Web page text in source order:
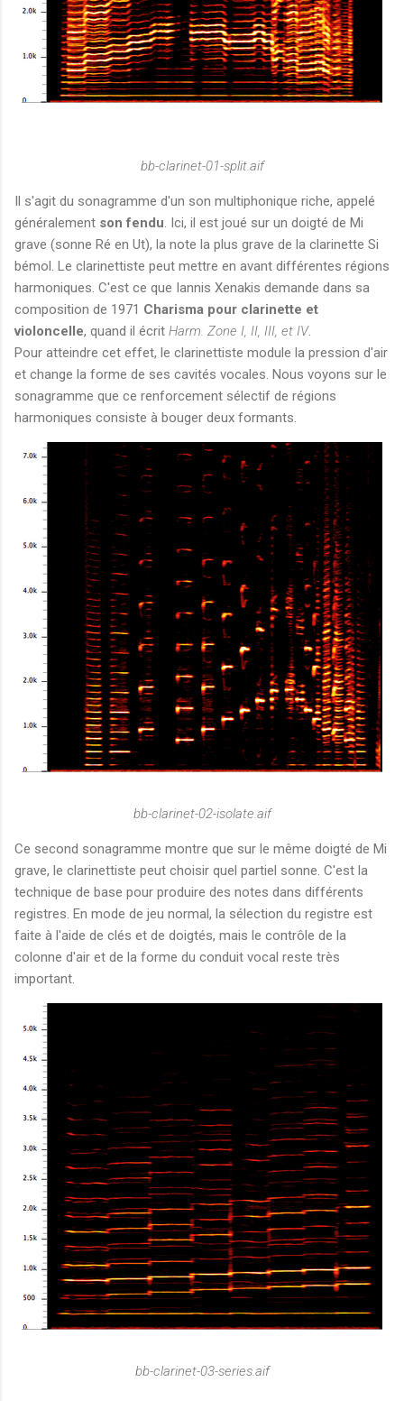
bb-clarinet-01-split.aif
Il s'agit du sonagramme d'un son multiphonique riche, appelé
généralement son fendu. Ici, il est joué sur un doigté de Mi
grave (sonne Ré en Ut), la note la plus grave de la clarinette Si
bémol. Le clarinettiste peut mettre en avant différentes régions
harmoniques. C'est ce que Iannis Xenakis demande dans sa
composition de 1971 Charisma pour clarinette et
violoncelle, quand il écrit Harm. Zone I, II, III, et IV.
Pour atteindre cet effet, le clarinettiste module la pression d'air
et change la forme de ses cavités vocales. Nous voyons sur le
sonagramme que ce renforcement sélectif de régions
harmoniques consiste à bouger deux formants.
bb-clarinet-02-isolate.aif
Ce second sonagramme montre que sur le même doigté de Mi
grave, le clarinettiste peut choisir quel partiel sonne. C'est la
technique de base pour produire des notes dans différents
registres. En mode de jeu normal, la sélection du registre est
faite à l'aide de clés et de doigtés, mais le contrôle de la
colonne d'air et de la forme du conduit vocal reste très
important.
bb-clarinet-03-series.aif